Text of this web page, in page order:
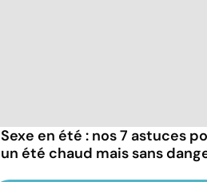
Sexe en été : nos 7 astuces
un été chaud mais sans